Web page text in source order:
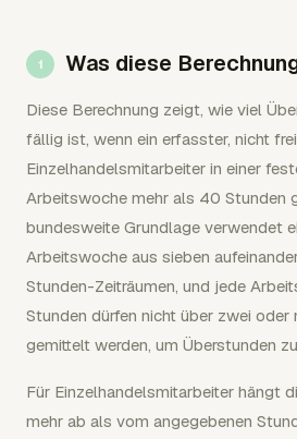
Was diese
Diese Berechnung zeigt, wie viel
fällig ist, wenn ein erfasster, nicht
Einzelhandelsmitarbeiter in einer
Arbeitswoche mehr als 40 Stunden
bundesweite Grundlage verwendet
Arbeitswoche aus sieben
Stunden-Zeiträumen, und jede
Stunden dürfen nicht über zwei oder
gemittelt werden, um Überstunden
Für Einzelhandelsmitarbeiter hängt
mehr ab als vom angegebenen